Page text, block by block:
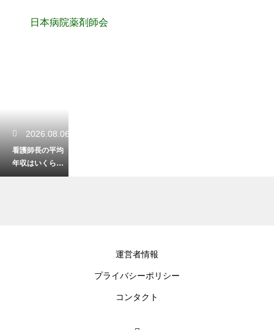
日本病院薬剤師会
2026.08.06
看護師長の平均
年収はいくら？
役職ごとの給与
運営者情報
プライバシーポリシー
コンタクト